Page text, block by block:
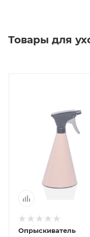
Товары для
Опрыскиватель